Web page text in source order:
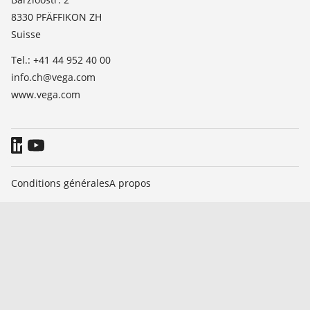
TeamViewer
Presse
Blog
8330 PFÄFFIKON ZH
Suisse
Tel.: +41 44 952 40 00
info.ch@vega.com
www.vega.com
Conditions généralesA propos